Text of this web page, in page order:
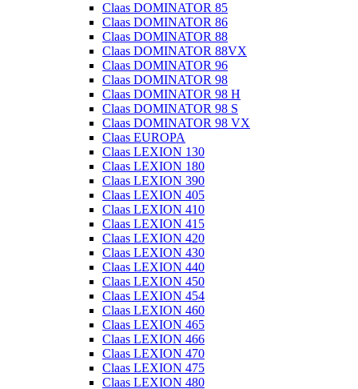
Claas DOMINATOR 85
Claas DOMINATOR 86
Claas DOMINATOR 88
Claas DOMINATOR 88VX
Claas DOMINATOR 96
Claas DOMINATOR 98
Claas DOMINATOR 98 H
Claas DOMINATOR 98 S
Claas DOMINATOR 98 VX
Claas EUROPA
Claas LEXION 130
Claas LEXION 180
Claas LEXION 390
Claas LEXION 405
Claas LEXION 410
Claas LEXION 415
Claas LEXION 420
Claas LEXION 430
Claas LEXION 440
Claas LEXION 450
Claas LEXION 454
Claas LEXION 460
Claas LEXION 465
Claas LEXION 466
Claas LEXION 470
Claas LEXION 475
Claas LEXION 480